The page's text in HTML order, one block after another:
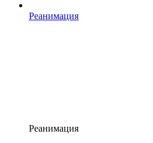
Реанимация
Реанимация